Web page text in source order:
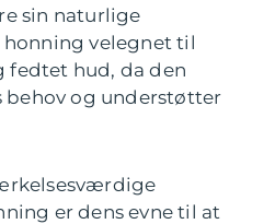
sin naturlige
velegnet til
fedtet hud, da den
behov og understøtter
er dens evne til at